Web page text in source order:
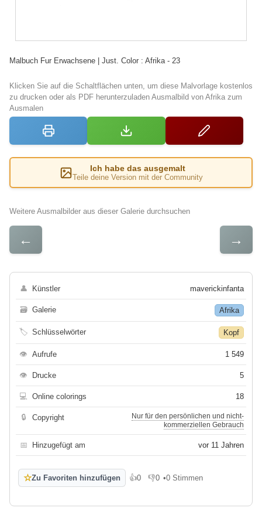
Malbuch Fur Erwachsene | Just. Color : Afrika - 23
Klicken Sie auf die Schaltflächen unten, um diese Malvorlage kostenlos
zu drucken oder als PDF herunterzuladen Ausmalbild von Afrika zum
Ausmalen
Ich habe das ausgemalt
Teile deine Version mit der Community
Weitere Ausmalbilder aus dieser Galerie durchsuchen
← →
👤 Künstler maverickinfanta
🗃 Galerie Afrika
🏷 Schlüsselwörter Kopf
👁 Aufrufe 1 549
👁 Drucke 5
💻 Online colorings 18
🔒 Copyright
Nur für den persönlichen und nicht-
kommerziellen Gebrauch
📅 Hinzugefügt am vor 11 Jahren
☆Zu Favoriten hinzufügen 👍0
Gefällt mir
👎0
Gefällt mir nicht
•0 Stimmen